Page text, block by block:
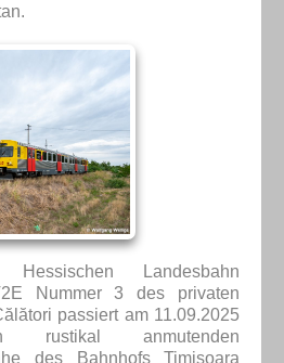
Landesbahn
Nummer 3 des privaten
passiert am 11.09.2025
rustikal anmutenden
des Bahnhofs Timișoara